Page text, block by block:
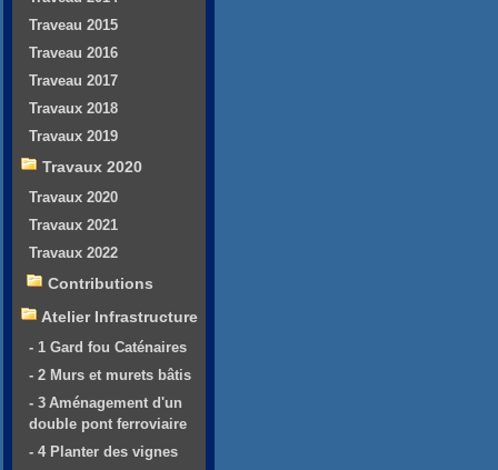
Traveau 2015
Traveau 2016
Traveau 2017
Travaux 2018
Travaux 2019
Travaux 2020
Travaux 2020
Travaux 2021
Travaux 2022
Contributions
Atelier Infrastructure
- 1 Gard fou Caténaires
- 2 Murs et murets bâtis
- 3 Aménagement d'un
double pont ferroviaire
- 4 Planter des vignes